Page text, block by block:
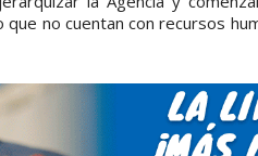
no cuentan con recursos